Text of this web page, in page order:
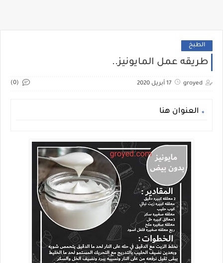
الطبخ
طريقه عمل المايونيز..
groyed 17 أبريل 2020 (0)
العنوان هنا